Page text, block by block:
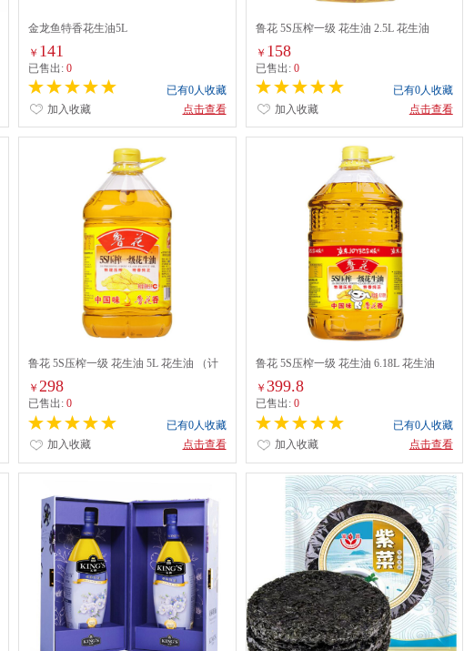
金龙鱼特香花生油5L
￥ 141
已售出:0
已有0人收藏
点击查看
加入收藏
鲁花 5S压榨一级 花生油 2.5L 花生油
（计价单位：瓶) 配
￥ 158
已售出: 0
已有0人收藏
点击查看
加入收藏
鲁花 5S压榨一级 花生油 5L 花生油 （计
价单位：瓶) 配
￥298
已售出:0
已有0人收藏
点击查看
加入收藏
鲁花 5S压榨一级 花生油 6.18L 花生油
（计价单位：瓶) 配
￥ 399.8
已售出: 0
已有0人收藏
点击查看
加入收藏